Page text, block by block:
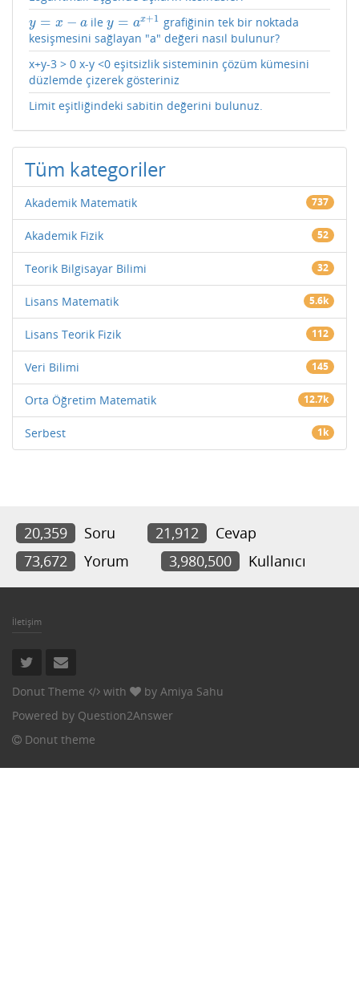
y = x − a
y= x− a iley = ax+1
y=ax +1
grafiğinin tek bir noktada
kesişmesini sağlayan "a" değeri nasıl bulunur?
x+y-3 > 0 x-y <0 eşitsizlik sisteminin çözüm kümesini
düzlemde çizerek gösteriniz
Limit eşitliğindeki sabitin değerini bulunuz.
Tüm kategoriler
Akademik Matematik 737
Akademik Fizik 52
Teorik Bilgisayar Bilimi 32
Lisans Matematik 5.6k
Lisans Teorik Fizik 112
Veri Bilimi 145
Orta Öğretim Matematik 12.7k
Serbest 1k
20,359 Soru 21,912
Cevap
73,672
Yorum 3,980,500 Kullanıcı
İletişim
Donut Theme with by Amiya Sahu
Powered by Question2Answer
Donut theme